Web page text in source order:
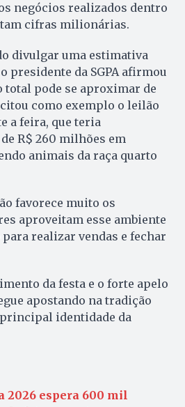
negócios realizados dentro
cifras milionárias.
divulgar uma estimativa
presidente da SGPA afirmou
total pode se aproximar de
como exemplo o leilão
a feira, que teria
R$ 260 milhões em
animais da raça quarto
favorece muito os
aproveitam esse ambiente
realizar vendas e fechar
da festa e o forte apelo
apostando na tradição
identidade da
2026 espera 600 mil